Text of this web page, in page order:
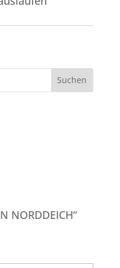
NORDDEICH“